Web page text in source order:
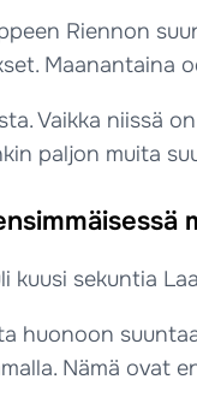
Riennon
Maanantaina
Vaikka niissä
paljon muita
sekuntia
huonoon
Nämä ovat